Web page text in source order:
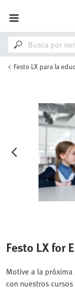
Festo LX para la
Festo LX for
Motive a la próxima
con nuestros cursos